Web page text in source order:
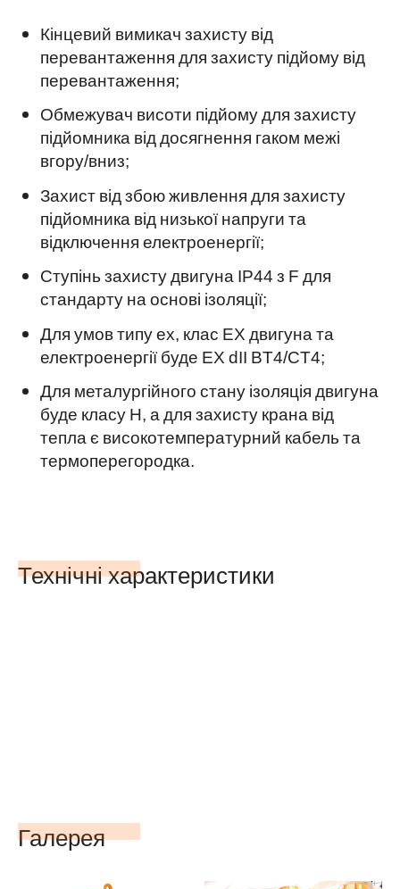
Кінцевий вимикач захисту від
перевантаження для захисту підйому від
перевантаження;
Обмежувач висоти підйому для захисту
підйомника від досягнення гаком межі
вгору/вниз;
Захист від збою живлення для захисту
підйомника від низької напруги та
відключення електроенергії;
Ступінь захисту двигуна IP44 з F для
стандарту на основі ізоляції;
Для умов типу ex, клас EX двигуна та
електроенергії буде EX dII BT4/CT4;
Для металургійного стану ізоляція двигуна
буде класу H, а для захисту крана від
тепла є високотемпературний кабель та
термоперегородка.
Технічні характеристики
Галерея